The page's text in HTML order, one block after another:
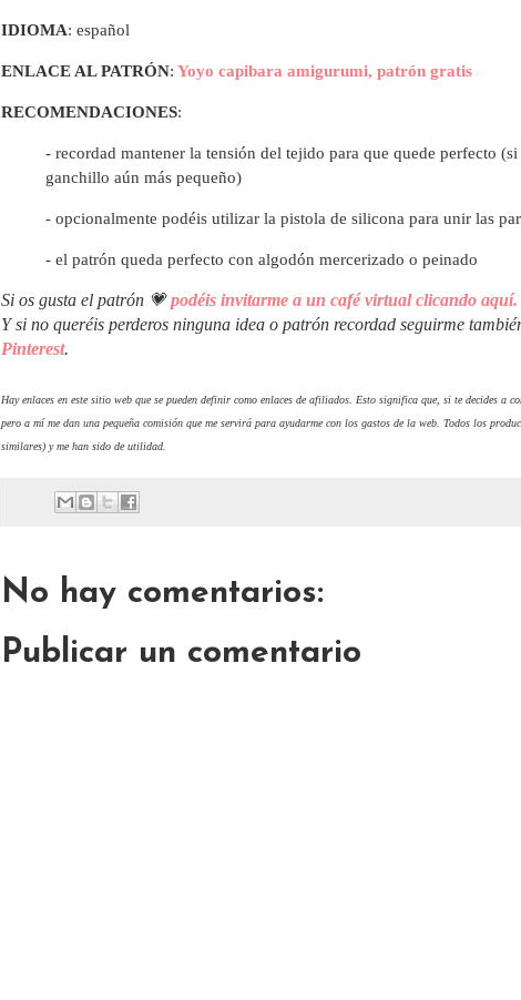
IDIOMA: español
ENLACE AL PATRÓN: Yoyo capibara amigurumi, patrón gratis
RECOMENDACIONES:
- recordad mantener la tensión del tejido para que quede perfecto
ganchillo aún más pequeño)
- opcionalmente podéis utilizar la pistola de silicona para unir las
- el patrón queda perfecto con algodón mercerizado o peinado
Si os gusta el patrón 💗podéis invitarme a un café virtual clicando aquí.
Y si no queréis perderos ninguna idea o patrón recordad seguirme
Pinterest.
Hay enlaces en este sitio web que se pueden definir como enlaces de afiliados. Esto significa que, si te decides a
pero a mí me dan una pequeña comisión que me servirá para ayudarme con los gastos de la web. Todos los
similares) y me han sido de utilidad.
No hay comentarios:
Publicar un comentario